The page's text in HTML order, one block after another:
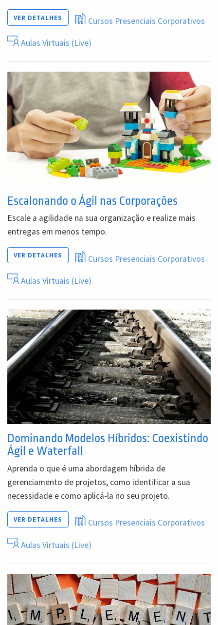
VER DETALHES Cursos Presenciais Corporativos
Aulas Virtuais (Live)
Escalonando o Ágil nas Corporações
Escale a agilidade na sua organização e realize mais
entregas em menos tempo.
VER DETALHES Cursos Presenciais Corporativos
Aulas Virtuais (Live)
Dominando Modelos Híbridos: Coexistindo
Ágil e Waterfall
Aprenda o que é uma abordagem híbrida de
gerenciamento de projetos, como identificar a sua
necessidade e como aplicá-la no seu projeto.
VER DETALHES Cursos Presenciais Corporativos
Aulas Virtuais (Live)